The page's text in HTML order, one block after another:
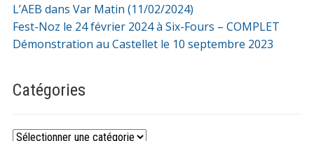
L’AEB dans Var Matin (11/02/2024)
Fest-Noz le 24 février 2024 à Six-Fours – COMPLET
Démonstration au Castellet le 10 septembre 2023
Catégories
Catégories